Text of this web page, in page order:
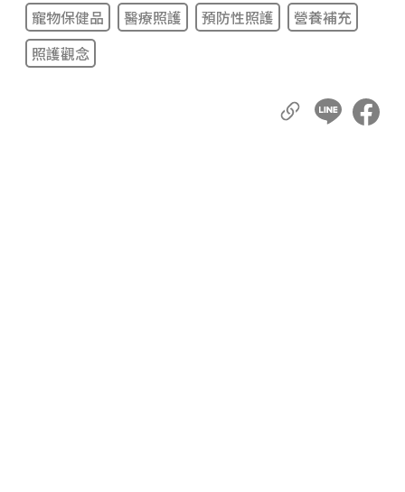
寵物保健品
醫療照護 預防性照護
營養補充
照護觀念